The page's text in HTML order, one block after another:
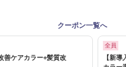
クーポン一覧へ
善ケアカラー+髪質改
全員
【新